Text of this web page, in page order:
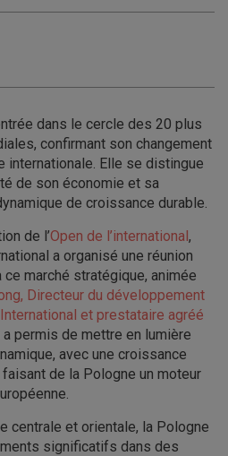
dans le cercle des 20 plus
confirmant son changement
internationale. Elle se distingue
de son économie et sa
de croissance durable.
de l’Open de l’international,
a organisé une réunion
ce marché stratégique, animée
Directeur du développement
et prestataire agréé
permis de mettre en lumière
avec une croissance
de la Pologne un moteur
centrale et orientale, la Pologne
significatifs dans des